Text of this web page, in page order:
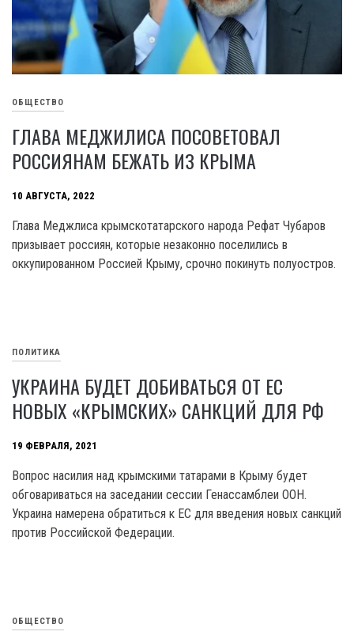
ОБЩЕСТВО
ГЛАВА МЕДЖИЛИСА ПОСОВЕТОВАЛ
РОССИЯНАМ БЕЖАТЬ ИЗ КРЫМА
10 АВГУСТА, 2022
Глава Меджлиса крымскотатарского народа Рефат Чубаров
призывает россиян, которые незаконно поселились в
оккупированном Россией Крыму, срочно покинуть полуостров.
ПОЛИТИКА
УКРАИНА БУДЕТ ДОБИВАТЬСЯ ОТ ЕС
НОВЫХ «КРЫМСКИХ» САНКЦИЙ ДЛЯ РФ
19 ФЕВРАЛЯ, 2021
Вопрос насилия над крымскими татарами в Крыму будет
обговариваться на заседании сессии Генассамблеи ООН.
Украина намерена обратиться к ЕС для введения новых санкций
против Российской Федерации.
ОБЩЕСТВО